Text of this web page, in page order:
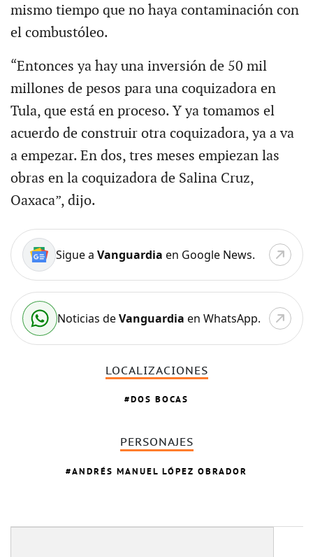
mismo tiempo que no haya contaminación con
el combustóleo.
“Entonces ya hay una inversión de 50 mil
millones de pesos para una coquizadora en
Tula, que está en proceso. Y ya tomamos el
acuerdo de construir otra coquizadora, ya a va
a empezar. En dos, tres meses empiezan las
obras en la coquizadora de Salina Cruz,
Oaxaca”, dijo.
Sigue a Vanguardia en Google News.
Noticias deVanguardia en WhatsApp.
LOCALIZACIONES
DOS BOCAS
PERSONAJES
ANDRÉS MANUEL LÓPEZ OBRADOR